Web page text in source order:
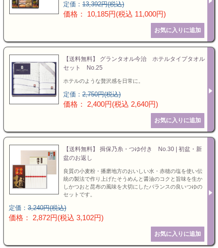
定価： 13,392円(税込)
価格： 10,185円(税込 11,000円)
【送料無料】 グランタオル今治 ホテルタイプタオル
セット No.25
ホテルのような贅沢感を日常に。
定価： 2,750円(税込)
価格： 2,400円(税込 2,640円)
【送料無料】 揖保乃糸・つゆ付き No.30 | 初盆・新
盆のお返し
良質の小麦粉・播磨地方のおいしい水・赤穂の塩を使い伝
統の製法で作り上げたそうめんと醤油のコクと旨味を生か
しかつおと昆布の風味を大切にしたバランスの良いつゆの
セットです。
定価： 3,240円(税込)
価格： 2,872円(税込 3,102円)